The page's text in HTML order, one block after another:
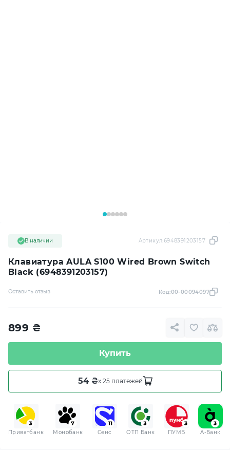
Клавиатура AULA S100 Wired Brown Switch
Black (6948391203157)
В наличии Артикул:6948391203157
Оставить отзыв Код:00-00094097
899 ₴
Купить
54 ₴x 25 платежей
Приватбанк Монобанк Сенс ОТП Банк ПУМБ A-Банк